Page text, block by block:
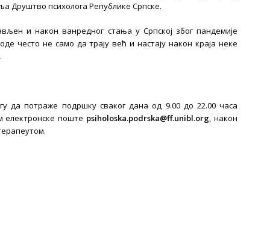
Друштво психолога Републике Српске.
и након ванредног стања у Српској због пандемије
често не само да трају већ и настају након краја неке
да потраже подршку сваког дана од 9.00 до 22.00 часа
електронске поште psiholoska.podrska@ff.unibl.org, након